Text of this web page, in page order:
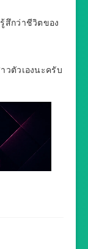
สึกว่าชีวิตของ
วตัวเองนะครับ